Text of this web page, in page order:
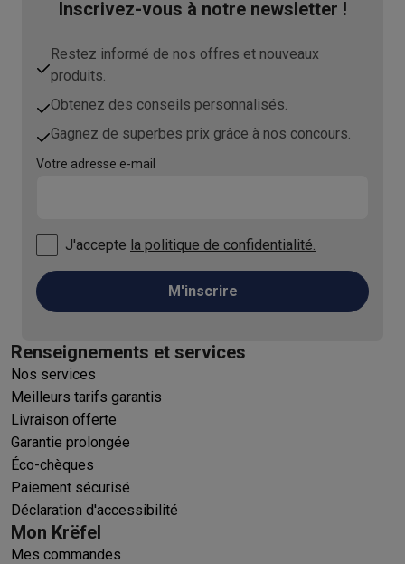
Inscrivez-vous à notre newsletter !
Restez informé de nos offres et nouveaux
produits.
Obtenez des conseils personnalisés.
Gagnez de superbes prix grâce à nos concours.
Votre adresse e-mail
J'accepte la politique de confidentialité.
M'inscrire
Renseignements et services
Nos services
Meilleurs tarifs garantis
Livraison offerte
Garantie prolongée
Éco-chèques
Paiement sécurisé
Déclaration d'accessibilité
Mon Krëfel
Mes commandes